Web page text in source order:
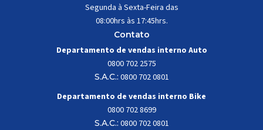
Segunda à Sexta-Feira das
08:00hrs às 17:45hrs.
Contato
Departamento de vendas interno Auto
0800 702 2575
S.A.C.: 0800 702 0801
Departamento de vendas interno Bike
0800 702 8699
S.A.C.: 0800 702 0801